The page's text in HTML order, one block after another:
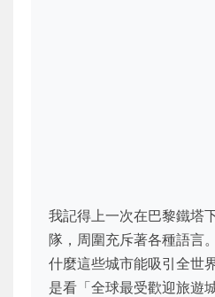
我記得上一次在巴黎鐵塔
隊，周圍充斥著各種語言
什麼這些城市能吸引全世
是看「全球最受歡迎旅遊